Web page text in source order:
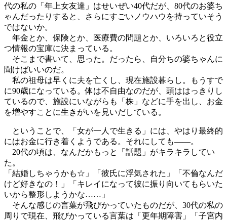
代の私の「年上女友達」はせいぜい40代だが、80代のお婆ち
ゃんだったりすると、さらにすごいノウハウを持っていそう
ではないか。
年金とか、保険とか、医療費の問題とか、いろいろと役立
つ情報の宝庫に決まっている。
そこまで書いて、思った。だったら、自分ちの婆ちゃんに
聞けばいいのだ。
私の祖母は早くに夫を亡くし、現在施設暮らし。もうすで
に90歳になっている。体は不自由なのだが、頭ははっきりし
ているので、施設にいながらも「株」などに手を出し、お金
を増やすことに生きがいを見いだしている。
ということで、「女が一人で生きる」には、やはり最終的
にはお金に行き着くようである。それにしても――。
20代の頃は、なんだかもっと「話題」がキラキラしてい
た。
「結婚しちゃうかも☆」「彼氏に浮気された」「不倫なんだ
けど好きなの！」「キレイになって彼に振り向いてもらいた
いから整形しようかな……」
そんな感じの言葉が飛びかっていたものだが、30代の私の
周りで現在、飛びかっている言葉は「更年期障害」「子宮内